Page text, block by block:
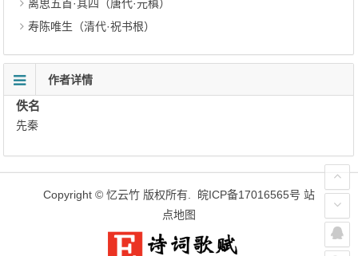
离思五首·其四（唐代·元稹）
寿陈唯生（清代·祝书根）
作者详情
佚名
先秦
Copyright © 忆云竹 版权所有. 皖ICP备17016565号 站
点地图